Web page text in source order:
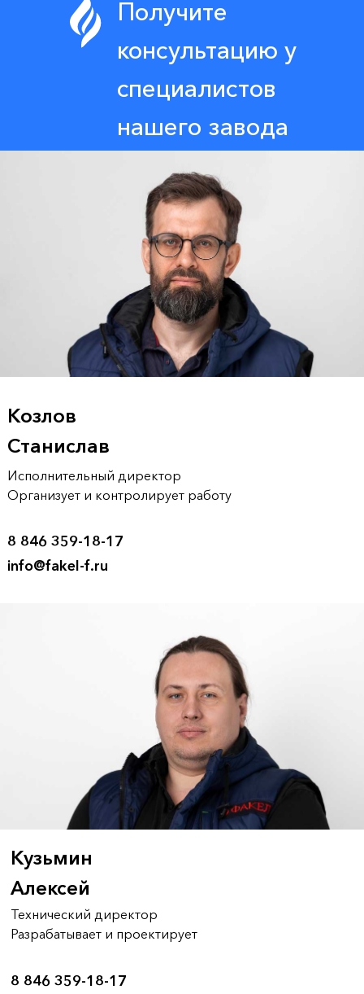
Получите
консультацию у
специалистов
нашего завода
Козлов
Станислав
Исполнительный директор
Организует и контролирует работу
Кузьмин
Алексей
Технический директор
Разрабатывает и проектирует
8 846 359-18-17
info@fakel-f.ru
8 846 359-18-17